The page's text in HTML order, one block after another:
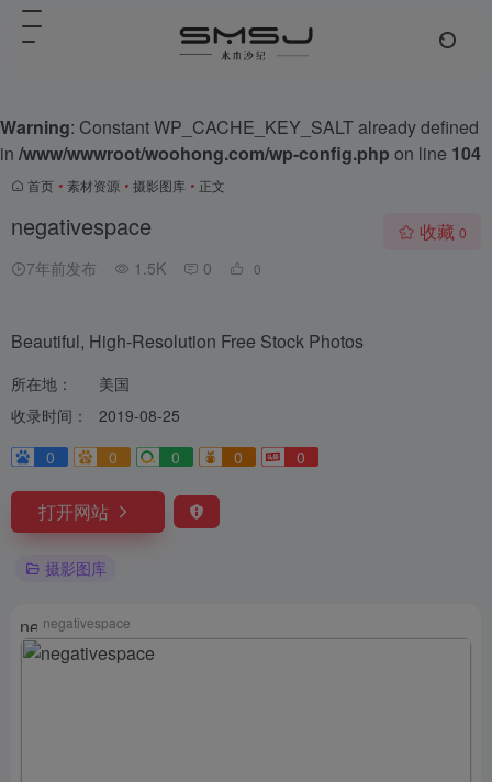
Warning: Constant WP_CACHE_KEY_SALT already defined
in /www/wwwroot/woohong.com/wp-config.php on line 104
首页 • 素材资源 • 摄影图库 • 正文
negativespace
7年前发布 1.5K 0 0
收藏 0
Beautiful, High-Resolution Free Stock Photos
所在地：
美国
收录时间：
2019-08-25
0
0 0 0 0
打开网站
摄影图库
negativespace